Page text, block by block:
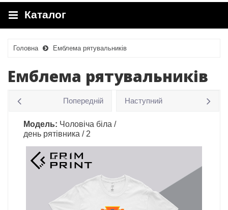
Каталог
Головна Емблема рятувальників
Емблема рятувальників
Попередній Наступний
Модель: Чоловіча біла /
день рятівника / 2